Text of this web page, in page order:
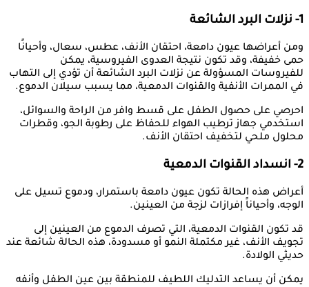
1- نزلات البرد الشائعة
ومن أعراضها عيون دامعة، احتقان الأنف، عطس، سعال، وأحيانًا
حمى خفيفة، وقد تكون نتيجة العدوى الفيروسية، يمكن
للفيروسات المسؤولة عن نزلات البرد الشائعة أن تؤدي إلى التهاب
في الممرات الأنفية والقنوات الدمعية، مما يسبب سيلان الدموع.
احرصي على حصول الطفل على قسط وافر من الراحة والسوائل،
استخدمي جهاز ترطيب الهواء للحفاظ على رطوبة الجو، وقطرات
محلول ملحي لتخفيف احتقان الأنف.
2- انسداد القنوات الدمعية
أعراض هذه الحالة تكون عيون دامعة باستمرار، ودموع تسيل على
الوجه، وأحياناً إفرازات لزجة من العينين.
قد تكون القنوات الدمعية، التي تصرف الدموع من العينين إلى
تجويف الأنف، غير مكتملة النمو أو مسدودة، هذه الحالة شائعة عند
حديثي الولادة.
يمكن أن يساعد التدليك اللطيف للمنطقة بين عين الطفل وأنفه